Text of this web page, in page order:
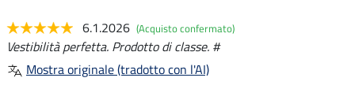
6.1.2026 (Acquisto confermato)
Vestibilità perfetta. Prodotto di classe. #
Mostra originale (tradotto con l'AI)